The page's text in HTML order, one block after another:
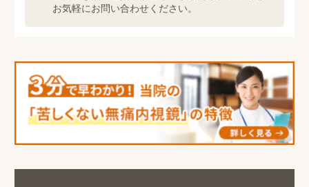
お気軽にお問い合わせください。